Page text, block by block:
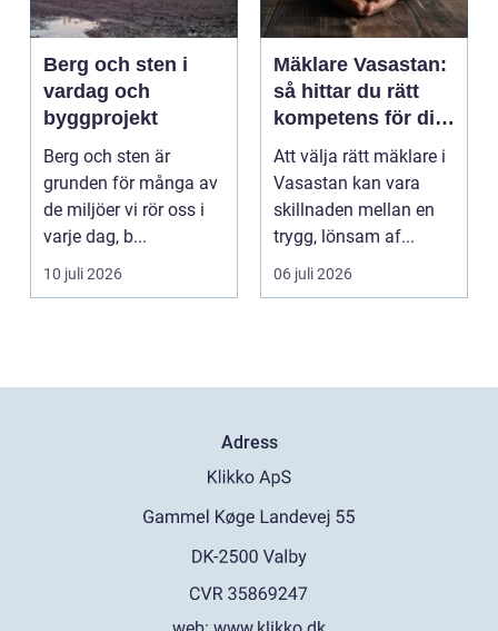
Berg och sten i
vardag och
byggprojekt
Berg och sten är
grunden för många av
de miljöer vi rör oss i
varje dag, b...
10 juli 2026
Mäklare Vasastan:
så hittar du rätt
kompetens för din
bostadsaffär
Att välja rätt mäklare i
Vasastan kan vara
skillnaden mellan en
trygg, lönsam af...
06 juli 2026
Adress